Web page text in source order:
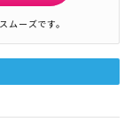
ーズです。